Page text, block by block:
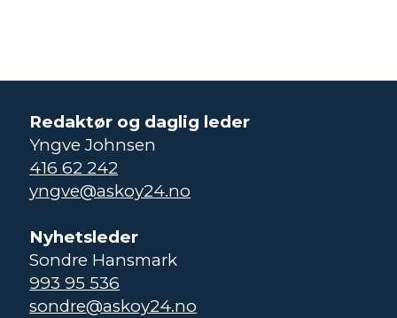
Redaktør og daglig leder
Yngve Johnsen
416 62 242
yngve@askoy24.no
Nyhetsleder
Sondre Hansmark
993 95 536
sondre@askoy24.no